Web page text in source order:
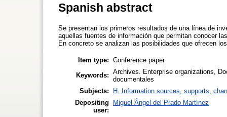
Spanish abstract
Se presentan los primeros resultados de una línea de
aquellas fuentes de información que permitan conocer
En concreto se analizan las posibilidades que ofrecen
Item type: Conference paper
Keywords: Archives. Enterprise organizations,
documentales
Subjects:
H. Information sources, supports,
Depositing
user:
Miguel Ángel del Prado Martínez